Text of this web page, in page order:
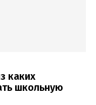
каких
школьную